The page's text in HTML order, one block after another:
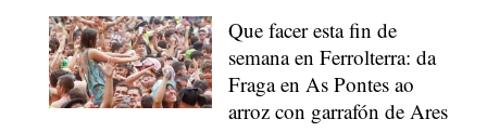
Que facer esta fin de
semana en Ferrolterra: da
Fraga en As Pontes ao
arroz con garrafón de Ares